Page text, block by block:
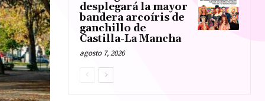
desplegará la mayor
bandera arcoíris de
ganchillo de
Castilla-La Mancha
agosto 7, 2026